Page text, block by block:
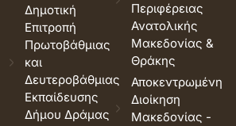
Δημοτική
Επιτροπή
Πρωτοβάθμιας
και
Δευτεροβάθμιας
Εκπαίδευσης
Δήμου Δράμας
Περιφέρειας
Ανατολικής
Μακεδονίας &
Θράκης
Αποκεντρωμένη
Διοίκηση
Μακεδονίας -